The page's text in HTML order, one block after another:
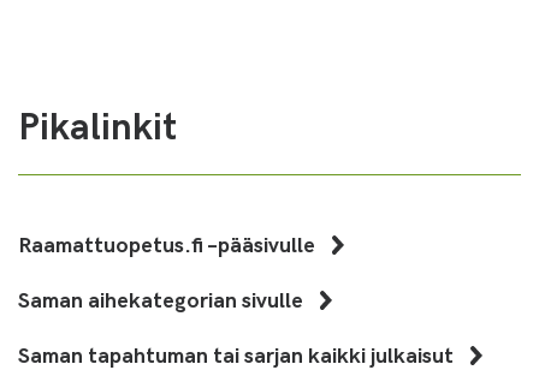
Pikalinkit
Raamattuopetus.fi –pääsivulle
Saman aihekategorian sivulle
Saman tapahtuman tai sarjan kaikki julkaisut